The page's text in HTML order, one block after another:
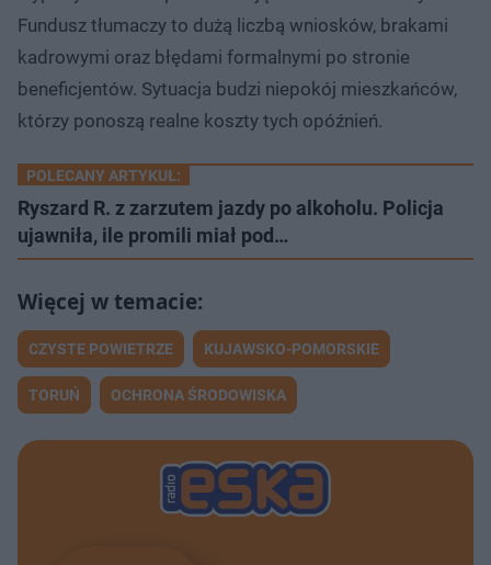
Fundusz tłumaczy to dużą liczbą wniosków, brakami
kadrowymi oraz błędami formalnymi po stronie
beneficjentów. Sytuacja budzi niepokój mieszkańców,
którzy ponoszą realne koszty tych opóźnień.
POLECANY ARTYKUŁ:
Ryszard R. z zarzutem jazdy po alkoholu. Policja
ujawniła, ile promili miał pod…
CZYSTE POWIETRZE KUJAWSKO-POMORSKIE
TORUŃ OCHRONA ŚRODOWISKA